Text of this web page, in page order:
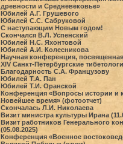
древности и Средневековье»
Юбилей А.Г. Грушевого
Юбилей С.С. Сабруковой
C наступающим Новым годом!
Скончался В.Л. Успенский
Юбилей Н.С. Яхонтовой
Юбилей А.И. Колесникова
Научная конференция,
XIV Санкт-Петербургские
Благодарность С.А. Французову
Юбилей Т.А. Пан
Юбилей Т.И. Оранской
Конференция «Вопросы истории и
Новейшее время» (фотоотчет)
Скончалась Л.И. Николаева
Визит министра культуры Ирана
Визит работников Генерального
(05.08.2025)
Конференция «Военное